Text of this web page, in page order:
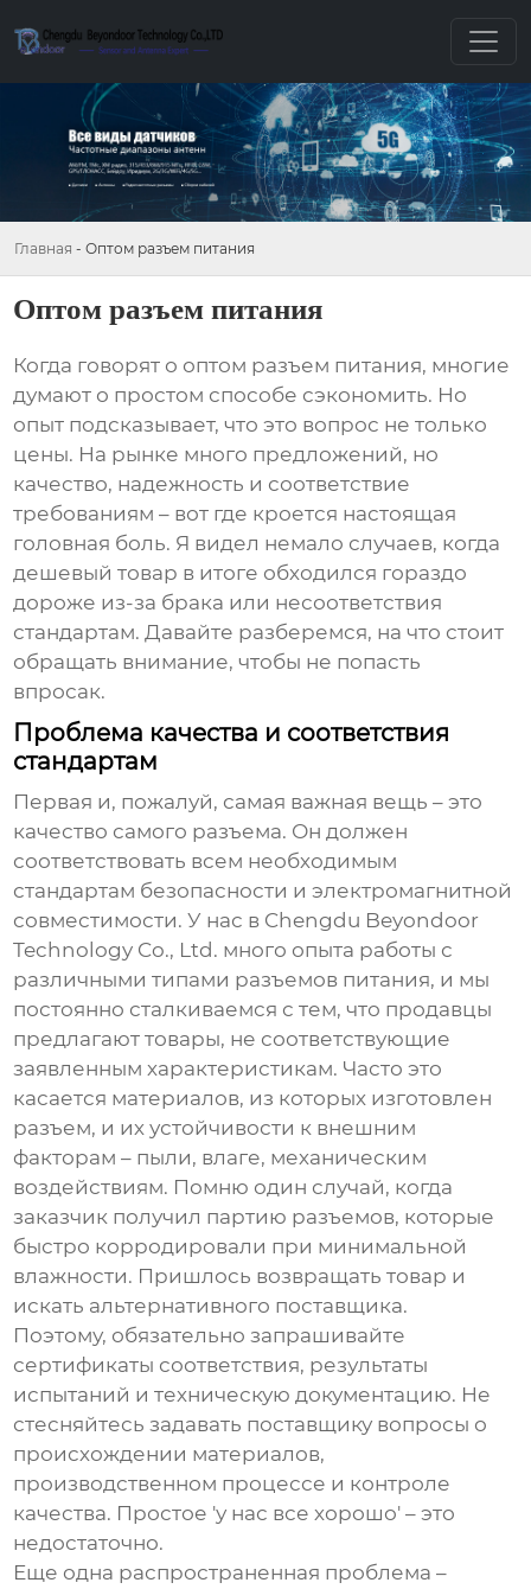
Главная - Оптом разъем питания
Оптом разъем питания
Когда говорят о оптом разъем питания, многие
думают о простом способе сэкономить. Но
опыт подсказывает, что это вопрос не только
цены. На рынке много предложений, но
качество, надежность и соответствие
требованиям – вот где кроется настоящая
головная боль. Я видел немало случаев, когда
дешевый товар в итоге обходился гораздо
дороже из-за брака или несоответствия
стандартам. Давайте разберемся, на что стоит
обращать внимание, чтобы не попасть
впросак.
Проблема качества и соответствия
стандартам
Первая и, пожалуй, самая важная вещь – это
качество самого разъема. Он должен
соответствовать всем необходимым
стандартам безопасности и электромагнитной
совместимости. У нас в Chengdu Beyondoor
Technology Co., Ltd. много опыта работы с
различными типами разъемов питания, и мы
постоянно сталкиваемся с тем, что продавцы
предлагают товары, не соответствующие
заявленным характеристикам. Часто это
касается материалов, из которых изготовлен
разъем, и их устойчивости к внешним
факторам – пыли, влаге, механическим
воздействиям. Помню один случай, когда
заказчик получил партию разъемов, которые
быстро корродировали при минимальной
влажности. Пришлось возвращать товар и
искать альтернативного поставщика.
Поэтому, обязательно запрашивайте
сертификаты соответствия, результаты
испытаний и техническую документацию. Не
стесняйтесь задавать поставщику вопросы о
происхождении материалов,
производственном процессе и контроле
качества. Простое 'у нас все хорошо' – это
недостаточно.
Еще одна распространенная проблема –